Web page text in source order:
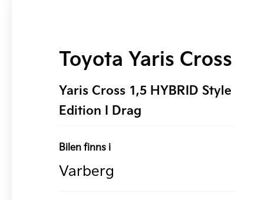
Toyota Yaris Cross
Yaris Cross 1,5 HYBRID Style
Edition I Drag
Bilen finns i
Varberg